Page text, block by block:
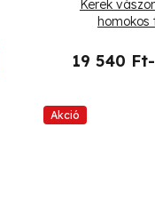
Kerek
homokos
19 540
Akció